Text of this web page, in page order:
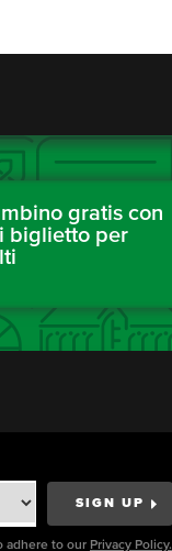
gratis con
biglietto per
adhere to our Privacy Policy.